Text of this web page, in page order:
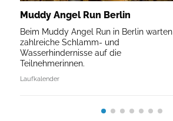
Muddy Angel Run Berlin
Beim Muddy Angel Run in Berlin warten
zahlreiche Schlamm- und
Wasserhindernisse auf die
Teilnehmerinnen.
Laufkalender